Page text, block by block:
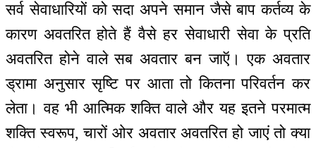
सर्व सेवाधारियों को सदा अपने समान जैसे बाप कर्तव्य के
कारण अवतरित होते हैं वैसे हर सेवाधारी सेवा के प्रति
अवतरित होने वाले सब अवतार बन जाऍ। एक अवतार
ड्रामा अनुसार सृष्टि पर आता तो कितना परिवर्तन कर
लेता। वह भी आत्मिक शक्ति वाले और यह इतने परमात्म
शक्ति स्वरूप, चारों ओर अवतार अवतरित हो जाएं तो क्या